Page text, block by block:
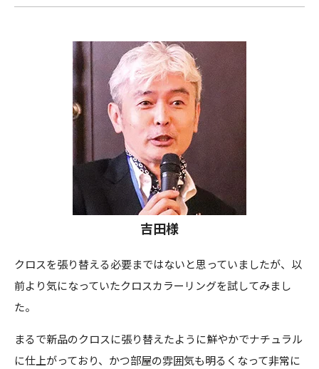
吉田様
クロスを張り替える必要まではないと思っていましたが、以
前より気になっていたクロスカラーリングを試してみまし
た。
まるで新品のクロスに張り替えたように鮮やかでナチュラル
に仕上がっており、かつ部屋の雰囲気も明るくなって非常に